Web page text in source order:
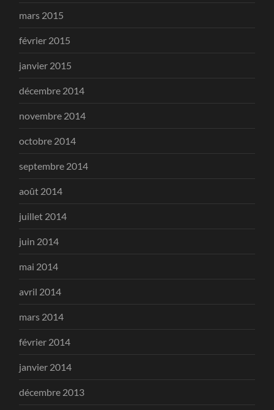
mars 2015
février 2015
janvier 2015
décembre 2014
novembre 2014
octobre 2014
septembre 2014
août 2014
juillet 2014
juin 2014
mai 2014
avril 2014
mars 2014
février 2014
janvier 2014
décembre 2013